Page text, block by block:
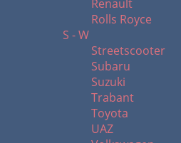
Renault
Rolls Royce
S - W
Streetscooter
Subaru
Suzuki
Trabant
Toyota
UAZ